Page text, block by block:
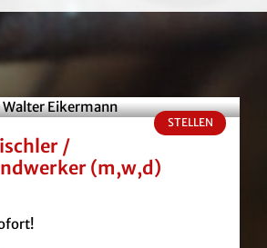
STELLEN
/
(m,w,d)